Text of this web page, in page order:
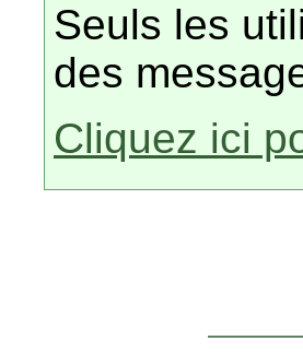
Seuls les
des
Cliquez ici